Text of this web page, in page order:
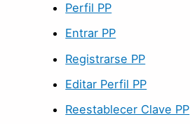
Perfil PP
Entrar PP
Registrarse PP
Editar Perfil PP
Reestablecer Clave PP